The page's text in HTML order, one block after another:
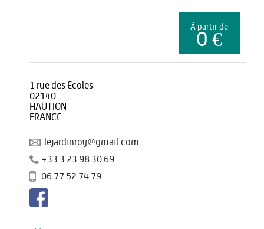
À partir de
0 €
1 rue des Ecoles
02140
HAUTION
FRANCE
lejardinroy@gmail.com
+33 3 23 98 30 69
06 77 52 74 79